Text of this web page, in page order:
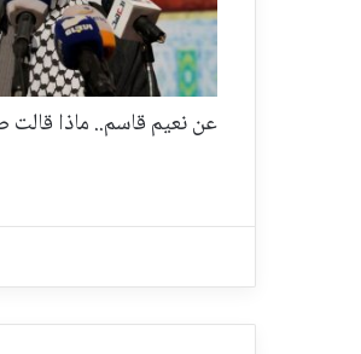
عن نعيم قاسم.. ماذا قالت